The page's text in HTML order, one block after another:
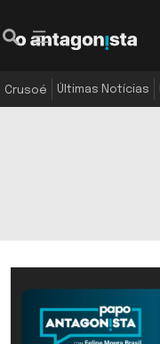
Crusoé Últimas Notícias